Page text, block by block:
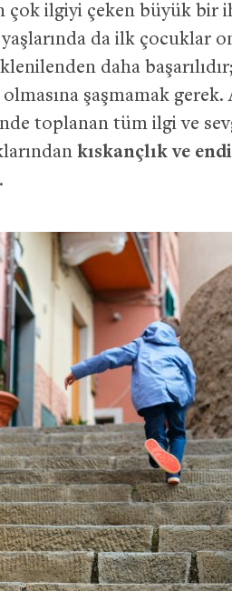
çok ilgiyi çeken büyük
da ilk çocuklar
daha
şaşmamak
toplanan tüm ilgi ve
kıskançlık ve